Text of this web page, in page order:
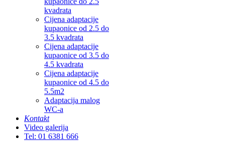
kvadrata
Cijena adaptacije
kupaonice od 2.5 do
3.5 kvadrata
Cijena adaptacije
kupaonice od 3.5 do
4.5 kvadrata
Cijena adaptacije
kupaonice od 4.5 do
5.5m2
Adaptacija malog
WC-a
Kontakt
Video galerija
Tel: 01 6381 666